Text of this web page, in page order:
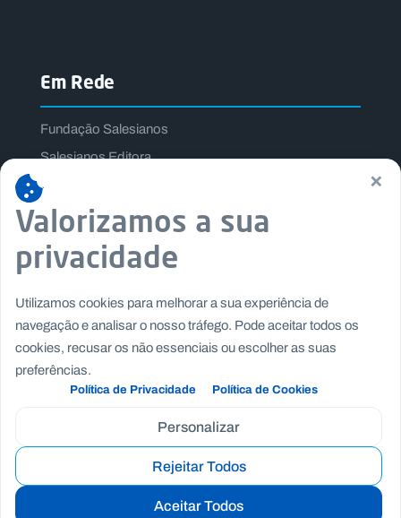
Em Rede
Fundação Salesianos
Salesianos Editora
Família Salesiana
Missão Dom Bosco
Jogos Nacionais Salesianos
Copyright © Fundação Salesianos
Politica de Cookies |Termos e Condições
×
Valorizamos a sua
privacidade
Utilizamos cookies para melhorar a sua experiência de
navegação e analisar o nosso tráfego. Pode aceitar todos os
cookies, recusar os não essenciais ou escolher as suas
preferências.
Política de Privacidade Política de Cookies
Personalizar
Rejeitar Todos
Aceitar Todos